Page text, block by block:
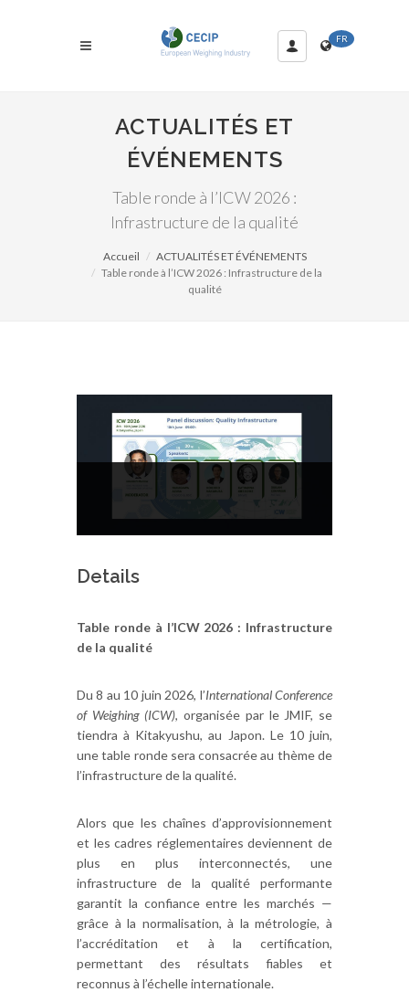
FR
ACTUALITÉS ET
ÉVÉNEMENTS
Table ronde à l’ICW 2026 :
Infrastructure de la qualité
Accueil
ACTUALITÉS ET ÉVÉNEMENTS
Table ronde à l’ICW 2026 : Infrastructure de la
qualité
Details
Table ronde à l’ICW 2026 : Infrastructure
de la qualité
Du 8 au 10 juin 2026, l’International Conference
of Weighing (ICW), organisée par le JMIF, se
tiendra à Kitakyushu, au Japon. Le 10 juin,
une table ronde sera consacrée au thème de
l’infrastructure de la qualité.
Alors que les chaînes d’approvisionnement
et les cadres réglementaires deviennent de
plus en plus interconnectés, une
infrastructure de la qualité performante
garantit la confiance entre les marchés —
grâce à la normalisation, à la métrologie, à
l’accréditation et à la certification,
permettant des résultats fiables et
reconnus à l’échelle internationale.